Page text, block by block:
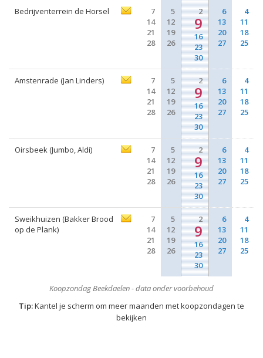
Koopzondag Beekdaelen - data onder voorbehoud
Bedrijventerrein de Horsel
7
14
21
28
5
12
19
26
2
9
16
23
30
6
13
20
27
4
11
18
25
Amstenrade (Jan Linders)
7
14
21
28
5
12
19
26
2
9
16
23
30
6
13
20
27
4
11
18
25
Oirsbeek (Jumbo, Aldi)
7
14
21
28
5
12
19
26
2
9
16
23
30
6
13
20
27
4
11
18
25
Sweikhuizen (Bakker Brood
op de Plank)
7
14
21
28
5
12
19
26
2
9
16
23
30
6
13
20
27
4
11
18
25
Tip:Kantel je scherm om meer maanden met koopzondagen te
bekijken